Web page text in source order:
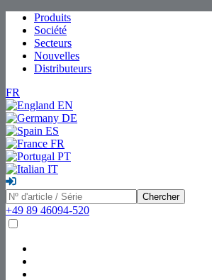
Produits
Société
Secteurs
Nouvelles
Distributeurs
FR
EN
DE
ES
FR
PT
IT
Chercher
+49 89 46094-520